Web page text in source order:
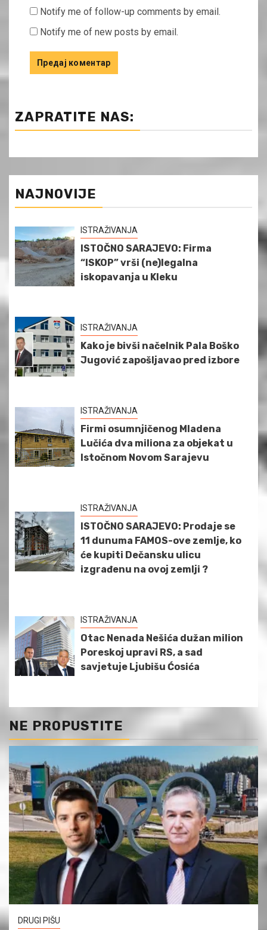
Notify me of follow-up comments by email.
Notify me of new posts by email.
ZAPRATITE NAS:
NAJNOVIJE
ISTRAŽIVANJA
ISTOČNO SARAJEVO: Firma
“ISKOP” vrši (ne)legalna
iskopavanja u Kleku
ISTRAŽIVANJA
Kako je bivši načelnik Pala Boško
Jugović zapošljavao pred izbore
ISTRAŽIVANJA
Firmi osumnjičenog Mladena
Lučića dva miliona za objekat u
Istočnom Novom Sarajevu
ISTRAŽIVANJA
ISTOČNO SARAJEVO: Prodaje se
11 dunuma FAMOS-ove zemlje, ko
će kupiti Dečansku ulicu
izgrađenu na ovoj zemlji ?
ISTRAŽIVANJA
Otac Nenada Nešića dužan milion
Poreskoj upravi RS, a sad
savjetuje Ljubišu Ćosića
NE PROPUSTITE
DRUGI PIŠU